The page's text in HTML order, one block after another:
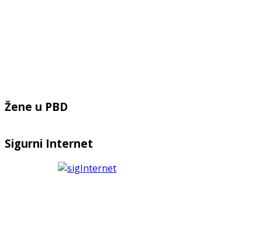
Žene u PBD
Sigurni Internet